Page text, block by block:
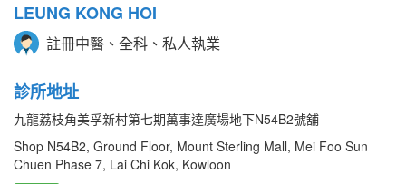
LEUNG KONG HOI
註冊中醫、全科、私人執業
診所地址
九龍荔枝角美孚新村第七期萬事達廣場地下N54B2號舖
Shop N54B2, Ground Floor, Mount Sterling Mall, Mei Foo Sun
Chuen Phase 7, Lai Chi Kok, Kowloon